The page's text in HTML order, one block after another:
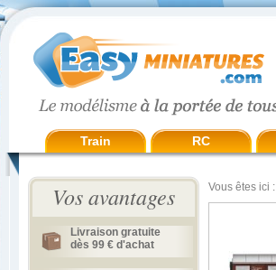
Train RC
Vos avantages
Livraison gratuite
dès 99 € d'achat
Vous êtes ici :